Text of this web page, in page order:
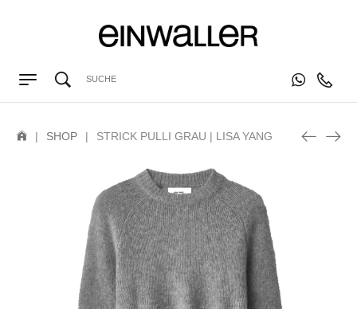
| SHOP | STRICK PULLI GRAU | LISA YANG